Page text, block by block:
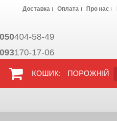
050404-58-49
093170-17-06
Доставка Оплата Про нас
КОШИК: ПОРОЖНІЙ